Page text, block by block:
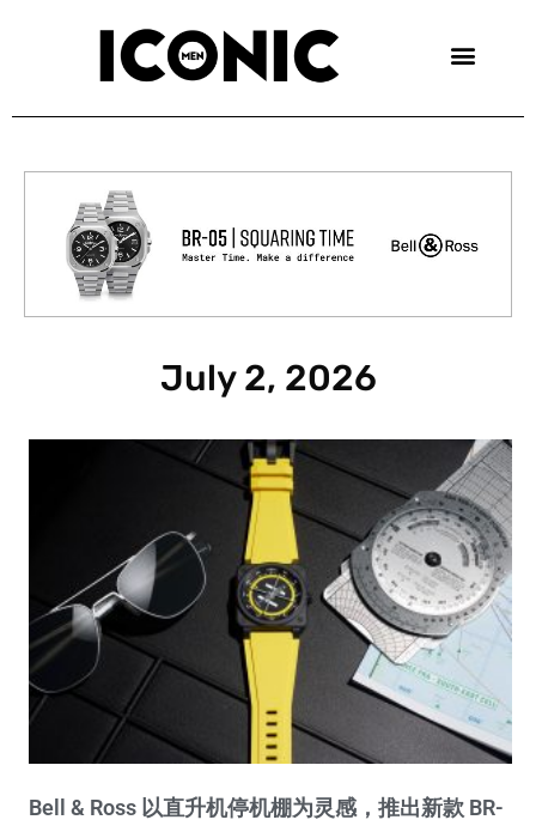
July 2, 2026
Bell & Ross 以直升机停机棚为灵感，推出新款 BR-